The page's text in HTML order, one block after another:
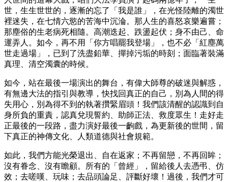
世，生生世世的，逐漸的忘了「我是誰」，在光怪陸離的濁世
裡迷失，在七情六慾的苦海中沉淪。那人生的喜怒哀樂遍嘗；
那塵俗的生老病死相隨。高潮迭起、跌盪起伏；身不由己、命
運弄人。如今，再不用「你方唱罷我登場」，也不必「紅塵萬
世走過場」，已到了洗盡鉛華、撣掉污垢的時刻；面臨著裝滿
真理、清空濁囊的時候。
如今，站在最後一場演出的舞台，有偉大師尊的破迷與解惑，
有無邊大法的指引與教導，快找回真正的自己，別為人間的得
失用心，別為得不到的執著攢緊眉頭！我們該清醒的認識到自
身所負的重責，認真兌現誓約、助師正法、救度眾生！走好走
正最後的一段路，盡力演好最後一齣戲，為更新後的世間，留
下真正的神傳文化、人類道德與社會規範。
如此，我們方能光榮退出、自在返家；不再留戀，不再回眸；
沒有眷念、沒有瞻顧。所有的「曾經」，留給後人去憑弔、仿
效；去嗟嘆、玩味；去品頭論足、評斷好壞！過後，我們才可